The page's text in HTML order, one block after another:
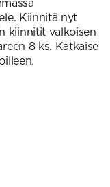
Kiinnitä nyt
kiinnitit valkoisen
8 ks. Katkaise